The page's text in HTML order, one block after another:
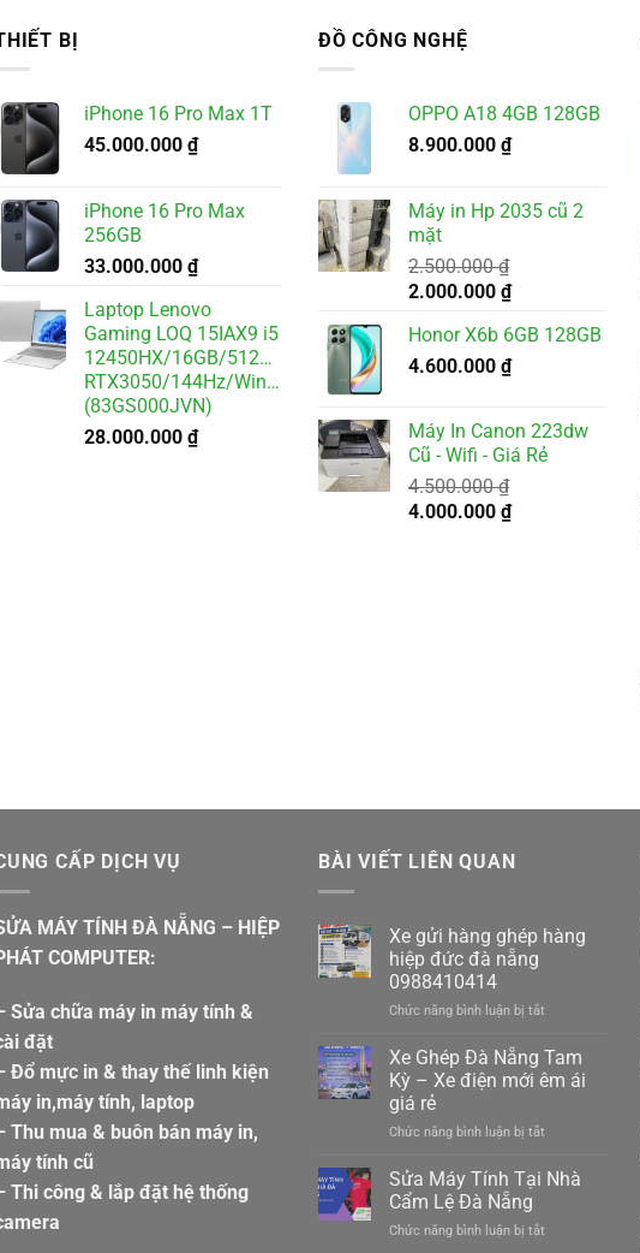
BỊ
iPhone 16 Pro Max 1T
45.000.000 ₫
iPhone 16 Pro Max
256GB
33.000.000 ₫
Laptop Lenovo
Gaming LOQ 15IAX9 i5
12450HX/16GB/512GB/6GB
RTX3050/144Hz/Win11
(83GS000JVN)
28.000.000 ₫
ĐỒ CÔNG NGHỆ
OPPO A18 4GB 128GB
8.900.000 ₫
Máy in Hp 2035 cũ 2
mặt
2.500.000₫
Giá
là:
2.500.000 ₫.
2.000.000 ₫Giá
tại
là:
Honor X6b 6GB 128GB
4.600.000 ₫
Máy In Canon 223dw
Cũ - Wifi - Giá Rẻ
4.500.000₫
Giá
4.000.000 ₫Giá
CẤP DỊCH VỤ
MÁY TÍNH ĐÀ NẴNG – HIỆP
COMPUTER:
Sửa chữa máy in máy tính &
đặt
Đổ mực in & thay thế linh kiện
in,máy tính, laptop
Thu mua & buôn bán máy in,
tính cũ
Thi công & lắp đặt hệ thống
BÀI VIẾT LIÊN QUAN
Xe gửi hàng ghép hàng
hiệp đức đà nẵng
0988410414
Chức năng bình luận bị tắt
gửi
hàng
ghép
đà
Xe Ghép Đà Nẵng Tam
Kỳ – Xe điện mới êm ái
giá rẻ
Chức năng bình luận bị tắt
Ghép
Sửa Máy Tính Tại Nhà
Cẩm Lệ Đà Nẵng
Chức năng bình luận bị tắt